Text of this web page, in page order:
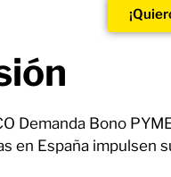
Demanda Bono
en España impulsen